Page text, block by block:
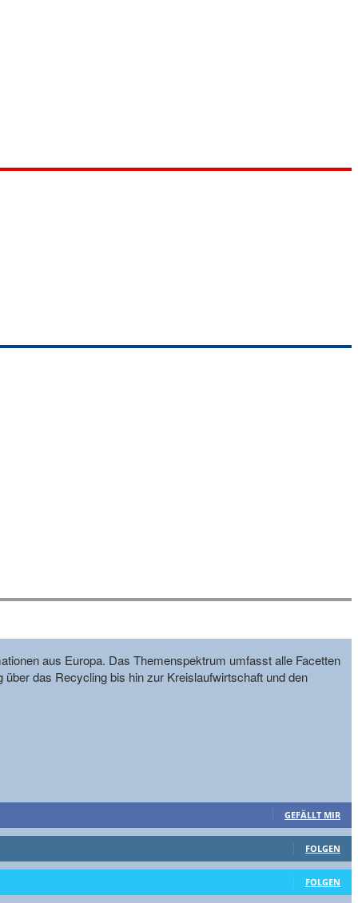
aus Europa. Das Themenspektrum umfasst alle Facetten
das Recycling bis hin zur Kreislaufwirtschaft und den
GEFÄLLT MIR
FOLGEN
FOLGEN